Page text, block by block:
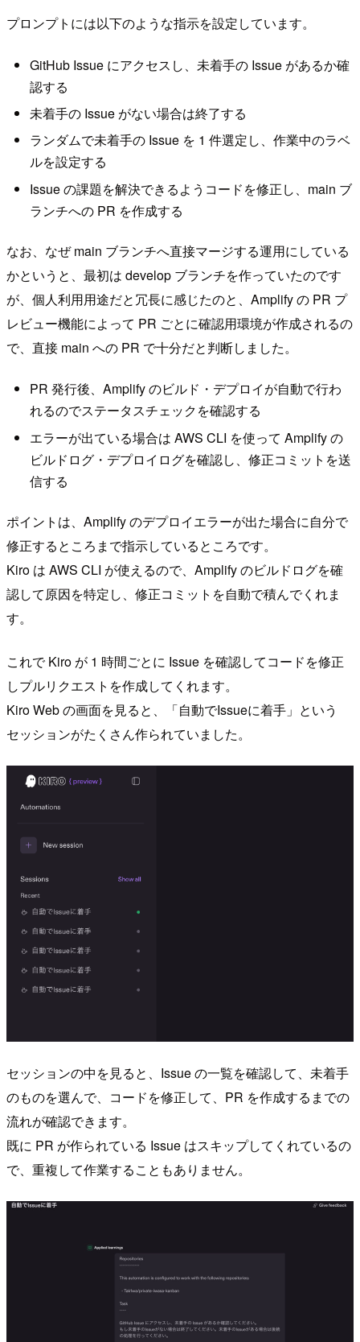
プロンプトには以下のような指示を設定しています。
GitHub Issue にアクセスし、未着手の Issue があるか確
認する
未着手の Issue がない場合は終了する
ランダムで未着手の Issue を 1 件選定し、作業中のラベ
ルを設定する
Issue の課題を解決できるようコードを修正し、main ブ
ランチへの PR を作成する
なお、なぜ main ブランチへ直接マージする運用にしている
かというと、最初は develop ブランチを作っていたのです
が、個人利用用途だと冗長に感じたのと、Amplify の PR プ
レビュー機能によって PR ごとに確認用環境が作成されるの
で、直接 main への PR で十分だと判断しました。
PR 発行後、Amplify のビルド・デプロイが自動で行わ
れるのでステータスチェックを確認する
エラーが出ている場合は AWS CLI を使って Amplify の
ビルドログ・デプロイログを確認し、修正コミットを送
信する
ポイントは、Amplify のデプロイエラーが出た場合に自分で
修正するところまで指示しているところです。
Kiro は AWS CLI が使えるので、Amplify のビルドログを確
認して原因を特定し、修正コミットを自動で積んでくれま
す。
これで Kiro が 1 時間ごとに Issue を確認してコードを修正
しプルリクエストを作成してくれます。
Kiro Web の画面を見ると、「自動でIssueに着手」という
セッションがたくさん作られていました。
セッションの中を見ると、Issue の一覧を確認して、未着手
のものを選んで、コードを修正して、PR を作成するまでの
流れが確認できます。
既に PR が作られている Issue はスキップしてくれているの
で、重複して作業することもありません。